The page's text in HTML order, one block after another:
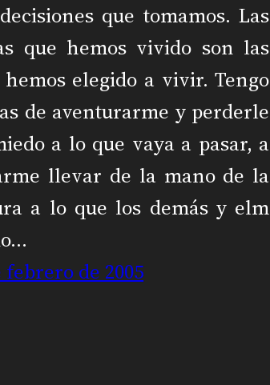
que tomamos. Las
que hemos vivido son las
hemos elegido a vivir. Tengo
de aventurarme y perderle
a lo que vaya a pasar, a
llevar de la mano de la
a lo que los demás y elm
febrero de 2005